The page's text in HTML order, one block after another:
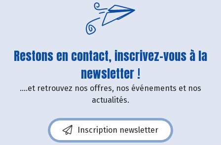
Restons en contact, inscrivez-vous à la
newsletter !
....et retrouvez nos offres, nos événements et nos
actualités.
Inscription newsletter